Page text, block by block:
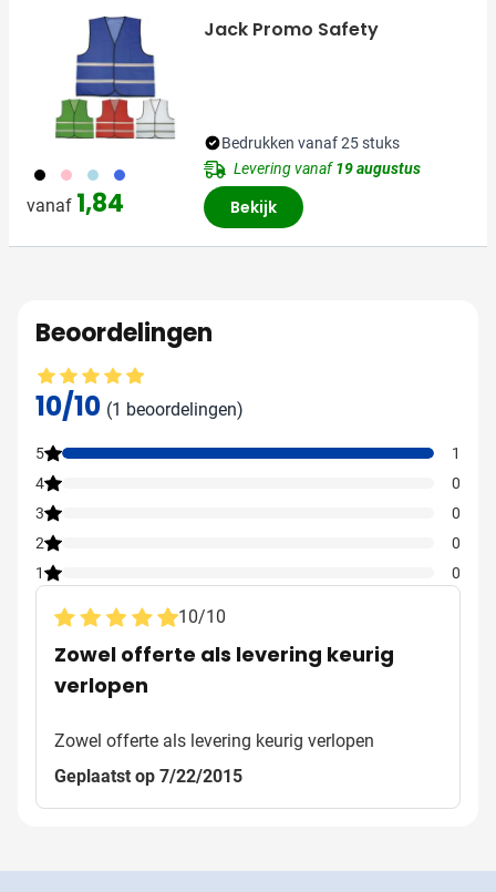
001 017 018 948
vanaf 1,84
Jack Promo Safety
Bedrukken vanaf 25 stuks
Levering vanaf19 augustus
Bekijk
Beoordelingen
Gemiddelde beoordeling: 10 van 10
10/10 (1 beoordelingen)
5
1
4
0
3
0
2
0
1
0
10/10
Zowel offerte als levering keurig
verlopen
Zowel offerte als levering keurig verlopen
Geplaatst op 7/22/2015